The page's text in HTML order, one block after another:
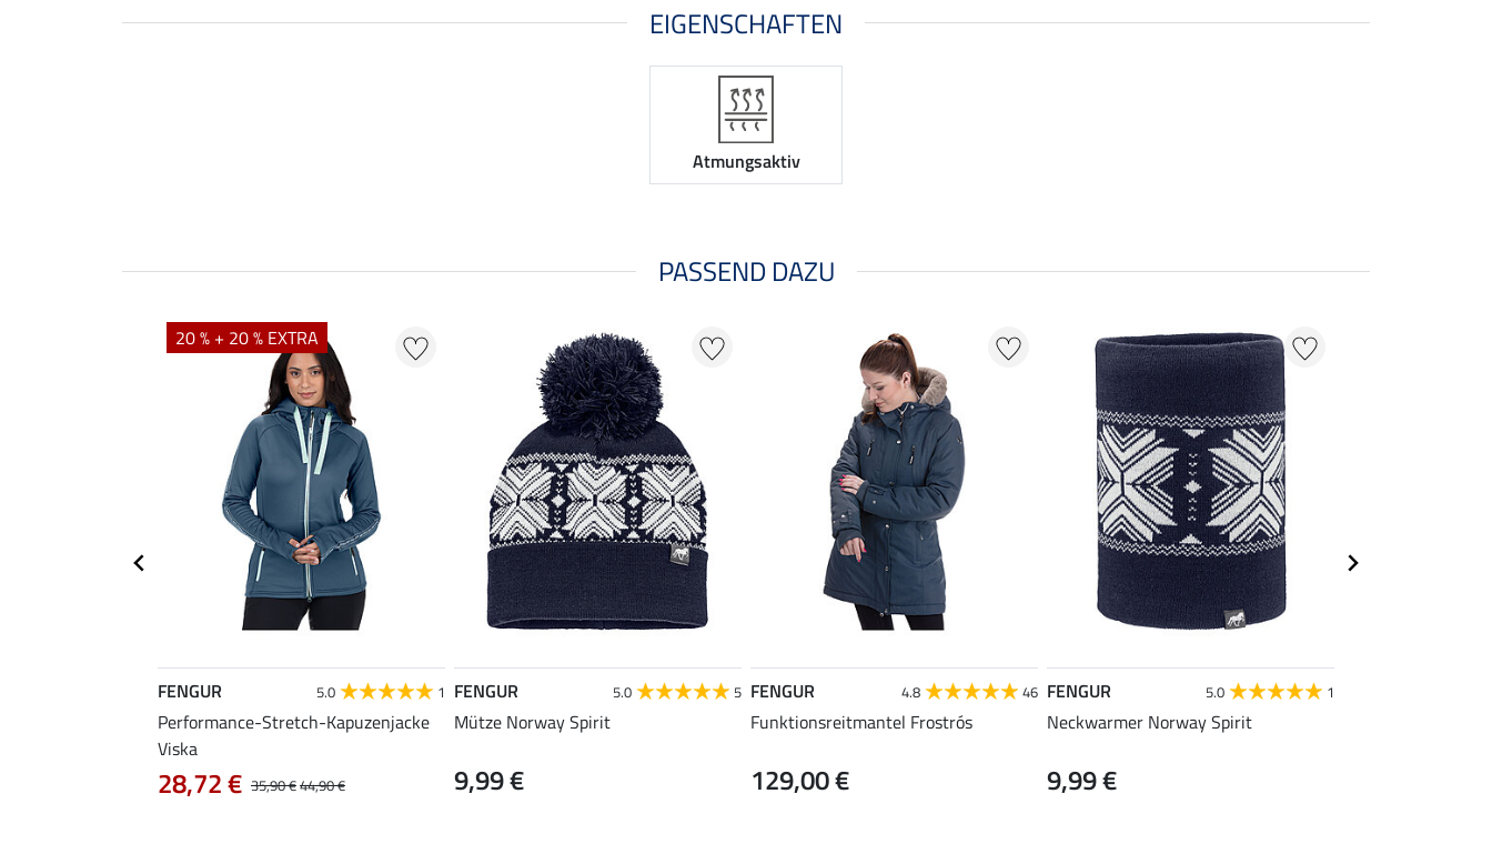
EIGENSCHAFTEN
Atmungsaktiv
PASSEND DAZU
20 % + 20 % EXTRA
FENGUR 5.0 1
Performance-Stretch-Kapuzenjacke
Viska
35,90 €44,90 €
28,72 €
FENGUR 5.0 5
Mütze Norway Spirit
9,99 €
FENGUR 4.8 46
Funktionsreitmantel Frostrós
129,00 €
FENGUR 5.0 1
Neckwarmer Norway Spirit
9,99 €